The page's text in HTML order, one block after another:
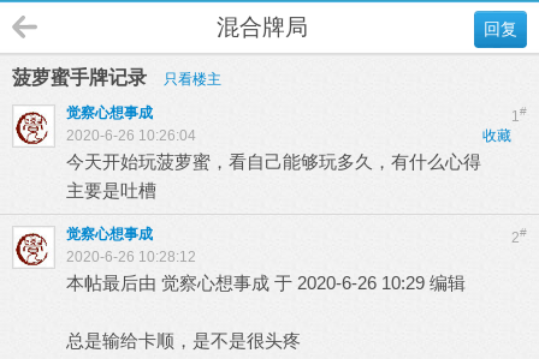
回复
混合牌局
菠萝蜜手牌记录 只看楼主
1#
觉察心想事成
收藏
2020-6-26 10:26:04
今天开始玩菠萝蜜，看自己能够玩多久，有什么心得
主要是吐槽
2#
觉察心想事成
2020-6-26 10:28:12
本帖最后由 觉察心想事成 于 2020-6-26 10:29 编辑
总是输给卡顺，是不是很头疼